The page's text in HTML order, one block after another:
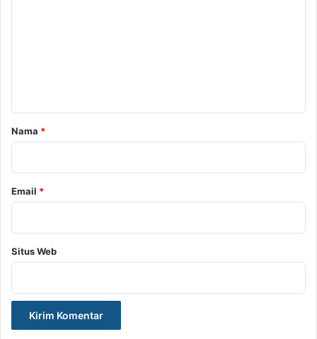
rNama *
Email *
Situs Web